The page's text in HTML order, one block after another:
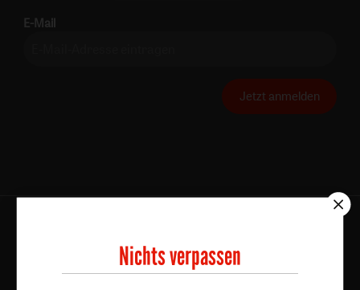
E-Mail
Jetzt anmelden
Barrierefreiheit
Impressum
Nichts verpassen